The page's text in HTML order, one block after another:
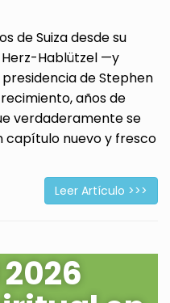
de Suiza desde su
Herz-Hablützel —y
de Stephen
años de
verdaderamente se
capítulo nuevo y fresco
Leer Artículo >>>